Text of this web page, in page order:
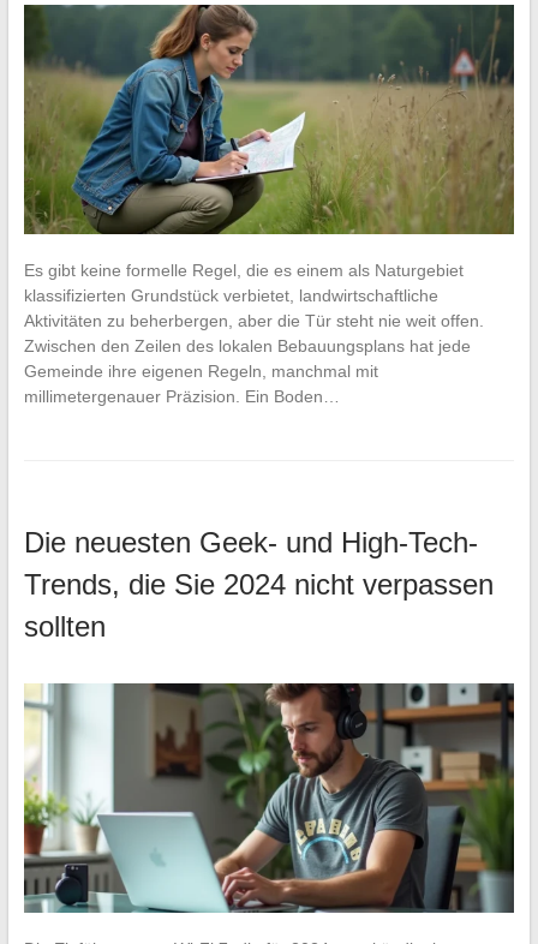
Es gibt keine formelle Regel, die es einem als Naturgebiet
klassifizierten Grundstück verbietet, landwirtschaftliche
Aktivitäten zu beherbergen, aber die Tür steht nie weit offen.
Zwischen den Zeilen des lokalen Bebauungsplans hat jede
Gemeinde ihre eigenen Regeln, manchmal mit
millimetergenauer Präzision. Ein Boden…
Die neuesten Geek- und High-Tech-
Trends, die Sie 2024 nicht verpassen
sollten